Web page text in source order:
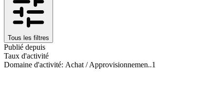
Tous les filtres
Publié depuis
Taux d'activité
Domaine d'activité: Achat / Approvisionnemen..1